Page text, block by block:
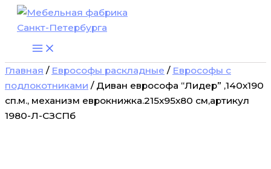
Перейти
Главная / Еврософы раскладные / Еврософы с
подлокотниками / Диван еврософа “Лидер” ,140х190
сп.м., механизм еврокнижка.215х95х80 см,артикул
1980-Л-СЗСПб
Количество
товара
Диван
“Лидер”
,140х190
сп.м.,
механизм
еврокнижка.215х95х80
см,артикул